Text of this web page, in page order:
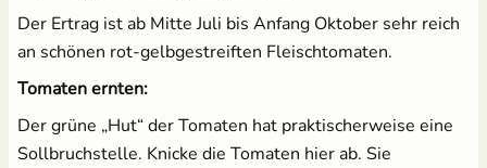
Der Ertrag ist ab Mitte Juli bis Anfang Oktober sehr reich
an schönen rot-gelbgestreiften Fleischtomaten.
Tomaten ernten:
Der grüne „Hut“ der Tomaten hat praktischerweise eine
Sollbruchstelle. Knicke die Tomaten hier ab. Sie